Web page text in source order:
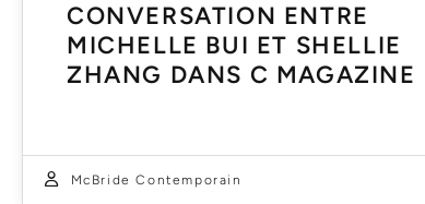
CONVERSATION ENTRE
MICHELLE BUI ET SHELLIE
ZHANG DANS C MAGAZINE
McBride Contemporain